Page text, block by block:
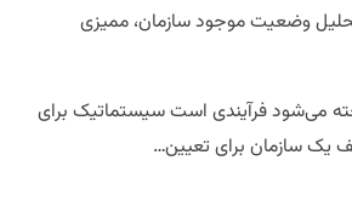
تحلیل وضعیت موجود سازمان، ممیزی
می‌شود فرآیندی است سیستماتیک برای
یک سازمان برای تعیین…